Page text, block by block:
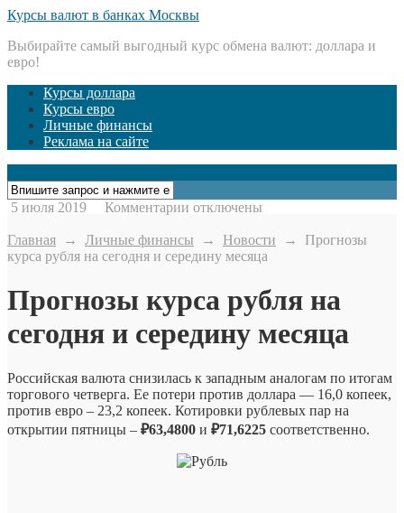
Курсы валют в банках Москвы
Выбирайте самый выгодный курс обмена валют: доллара и
евро!
Курсы доллара
Курсы евро
Личные финансы
Реклама на сайте
5 июля 2019 Комментарии к
Прогнозы
курса
сегодня
середину
месяца
отключены
Главная → Личные финансы → Новости → Прогнозы
курса рубля на сегодня и середину месяца
Прогнозы курса рубля на
сегодня и середину месяца
Российская валюта снизилась к западным аналогам по итогам
торгового четверга. Ее потери против доллара — 16,0 копеек,
против евро – 23,2 копеек. Котировки рублевых пар на
открытии пятницы – ₽63,4800 и ₽71,6225 соответственно.